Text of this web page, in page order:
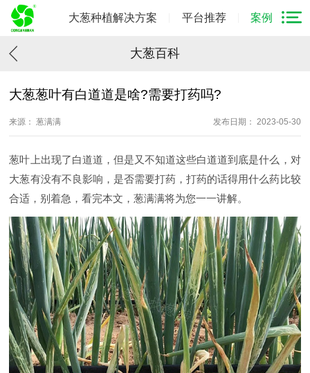
大葱种植解决方案 平台推荐 案例
大葱百科
大葱葱叶有白道道是啥?需要打药吗?
来源： 葱满满 发布日期： 2023-05-30
葱叶上出现了白道道，但是又不知道这些白道道到底是什么，对
大葱有没有不良影响，是否需要打药，打药的话得用什么药比较
合适，别着急，看完本文，葱满满将为您一一讲解。